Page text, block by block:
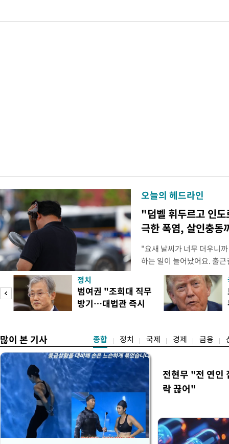
오늘의 헤드라인
"덤벨 휘두르고 인도
극한 폭염, 살인충동
"요새 날씨가 너무 더우니
하는 일이 늘어났어요. 출
거나, 누가 길을 막고 서
(40대 직장인 A씨) 유례없
에도 쉽게 짜증을 내거나
있다. 높은 기온과 습도가
정치
범여권 "조희대 직무
방기…대법관 즉시
많이 본 기사 종합 정치 국제 경제 금융
전현무 "전 연인
락 끊어"